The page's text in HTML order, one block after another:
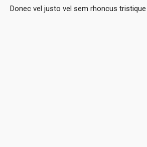
Donec vel justo vel sem rhoncus